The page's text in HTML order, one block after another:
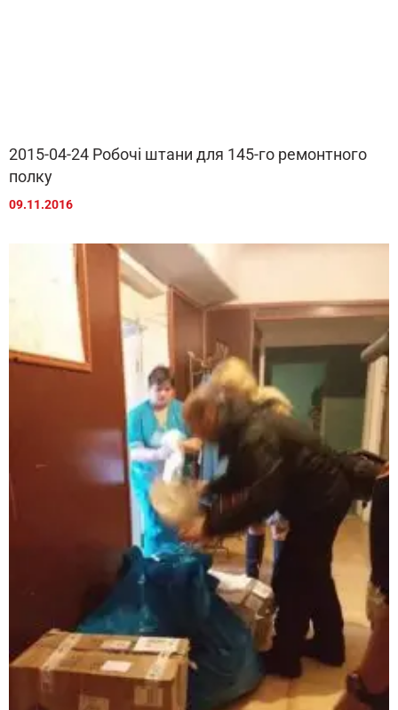
2015-04-24 Робочі штани для 145-го ремонтного
полку
09.11.2016